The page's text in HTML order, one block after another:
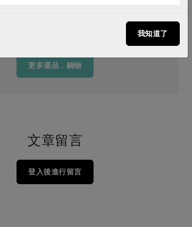
更多湯品．鍋物
文章留言
登入後進行留言
我知道了